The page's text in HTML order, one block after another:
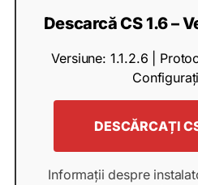
Descarcă CS 1.6 –
Versiune: 1.1.2.6 |
DESCĂRCAȚI
Informații despre